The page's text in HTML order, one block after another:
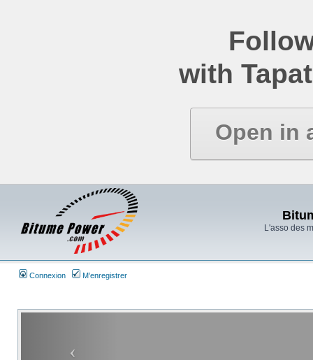
with
Open in
L'asso des
Connexion M’enregistrer